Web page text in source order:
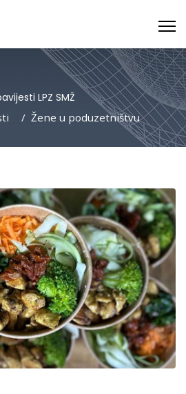
LPZ SMŽ
Žene u poduzetništvu